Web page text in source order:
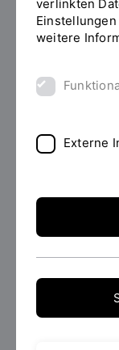
"Detailansicht"
Ausbildung
Logopädie ist
Sie alle Basics
Info zur
verlinkten
weitere
Externe